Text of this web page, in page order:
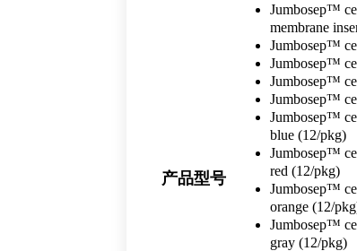
产品型号
Jumbosep™
membrane
Jumbosep™
Jumbosep™
Jumbosep™
Jumbosep™
Jumbosep™
blue (12/pkg)
Jumbosep™
red (12/pkg)
Jumbosep™
orange (12/
Jumbosep™
gray (12/pkg)